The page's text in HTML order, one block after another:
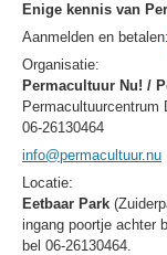
Enige kennis van
Aanmelden en betalen:
Organisatie:
Permacultuur Nu! /
Permacultuurcentrum
06-26130464
info@permacultuur.nu
Locatie:
Eetbaar Park
ingang poortje achter
bel 06-26130464.